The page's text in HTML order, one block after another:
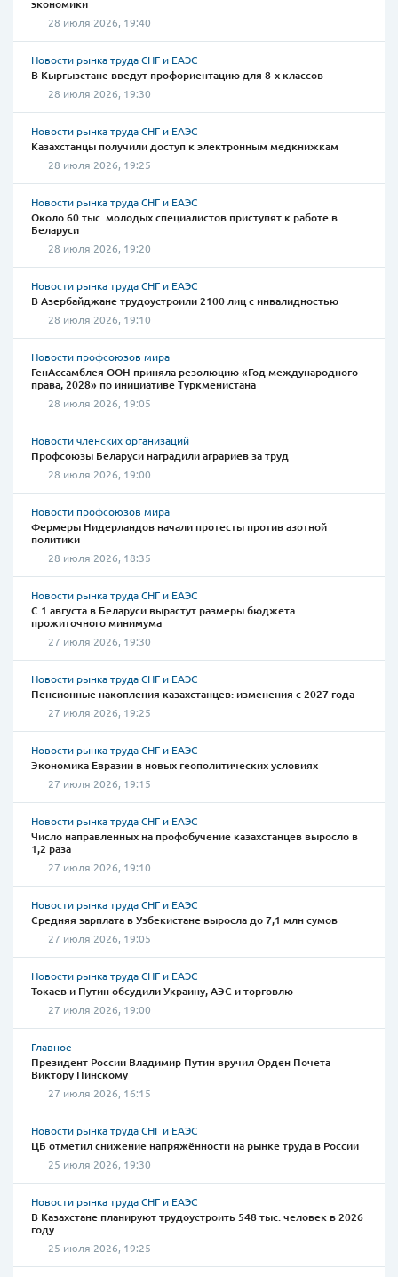
экономики
28 июля 2026, 19:40
Новости рынка труда СНГ и ЕАЭС
В Кыргызстане введут профориентацию для 8-х классов
28 июля 2026, 19:30
Новости рынка труда СНГ и ЕАЭС
Казахстанцы получили доступ к электронным медкнижкам
28 июля 2026, 19:25
Новости рынка труда СНГ и ЕАЭС
Около 60 тыс. молодых специалистов приступят к работе в
Беларуси
28 июля 2026, 19:20
Новости рынка труда СНГ и ЕАЭС
В Азербайджане трудоустроили 2100 лиц с инвалидностью
28 июля 2026, 19:10
Новости профсоюзов мира
ГенАссамблея ООН приняла резолюцию «Год международного
права, 2028» по инициативе Туркменистана
28 июля 2026, 19:05
Новости членских организаций
Профсоюзы Беларуси наградили аграриев за труд
28 июля 2026, 19:00
Новости профсоюзов мира
Фермеры Нидерландов начали протесты против азотной
политики
28 июля 2026, 18:35
Новости рынка труда СНГ и ЕАЭС
С 1 августа в Беларуси вырастут размеры бюджета
прожиточного минимума
27 июля 2026, 19:30
Новости рынка труда СНГ и ЕАЭС
Пенсионные накопления казахстанцев: изменения с 2027 года
27 июля 2026, 19:25
Новости рынка труда СНГ и ЕАЭС
Экономика Евразии в новых геополитических условиях
27 июля 2026, 19:15
Новости рынка труда СНГ и ЕАЭС
Число направленных на профобучение казахстанцев выросло в
1,2 раза
27 июля 2026, 19:10
Новости рынка труда СНГ и ЕАЭС
Средняя зарплата в Узбекистане выросла до 7,1 млн сумов
27 июля 2026, 19:05
Новости рынка труда СНГ и ЕАЭС
Токаев и Путин обсудили Украину, АЭС и торговлю
27 июля 2026, 19:00
Главное
Президент России Владимир Путин вручил Орден Почета
Виктору Пинскому
27 июля 2026, 16:15
Новости рынка труда СНГ и ЕАЭС
ЦБ отметил снижение напряжённости на рынке труда в России
25 июля 2026, 19:30
Новости рынка труда СНГ и ЕАЭС
В Казахстане планируют трудоустроить 548 тыс. человек в 2026
году
25 июля 2026, 19:25